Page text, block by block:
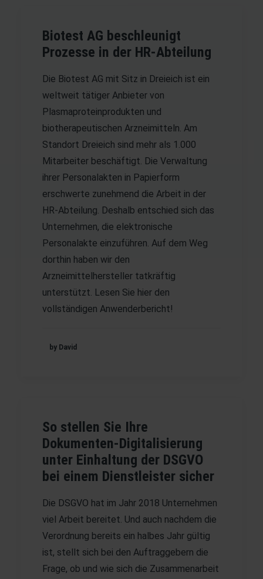
Biotest AG beschleunigt
Prozesse in der HR-Abteilung
Die Biotest AG mit Sitz in Dreieich ist ein
weltweit tätiger Anbieter von
Plasmaproteinprodukten und
biotherapeutischen Arzneimitteln. Am
Standort Dreieich sind mehr als 1.000
Mitarbeiter beschäftigt. Die Verwaltung
ihrer Personalakten in Papierform
erschwerte zunehmend die Arbeit in der
HR-Abteilung. Deshalb entschied sich das
Unternehmen, die elektronische
Personalakte einzuführen. Auf dem Weg
dorthin haben wir den
Arzneimittelhersteller tatkräftig
unterstützt. Lesen Sie hier den
vollständigen Anwenderbericht!
by David
So stellen Sie Ihre
Dokumenten-Digitalisierung
unter Einhaltung der DSGVO
bei einem Dienstleister sicher
Die DSGVO hat im Jahr 2018 Unternehmen
viel Arbeit bereitet. Und auch nachdem die
Verordnung bereits ein halbes Jahr gültig
ist, stellt sich bei den Auftraggebern die
Frage, ob und wie sich die Zusammenarbeit